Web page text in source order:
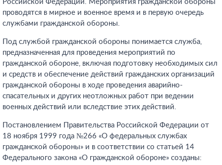
Российской Федерации. Мероприятия гражданской обороны
проводятся в мирное и военное время и в первую очередь
службами гражданской обороны.
Под службой гражданской обороны понимается служба,
предназначенная для проведения мероприятий по
гражданской обороне, включая подготовку необходимых сил
и средств и обеспечение действий гражданских организаций
гражданской обороны в ходе проведения аварийно-
спасательных и других неотложных работ при ведении
военных действий или вследствие этих действий.
Постановлением Правительства Российской Федерации от
18 ноября 1999 года №266 «О федеральных службах
гражданской обороны» и в соответствии со статьей 14
Федерального закона «О гражданской обороне» созданы: